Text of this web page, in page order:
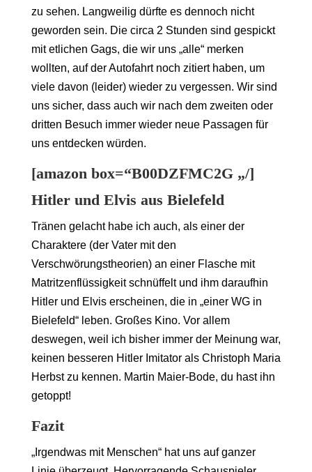
zu sehen. Langweilig dürfte es dennoch nicht
geworden sein. Die circa 2 Stunden sind gespickt
mit etlichen Gags, die wir uns „alle“ merken
wollten, auf der Autofahrt noch zitiert haben, um
viele davon (leider) wieder zu vergessen. Wir sind
uns sicher, dass auch wir nach dem zweiten oder
dritten Besuch immer wieder neue Passagen für
uns entdecken würden.
[amazon box=“B00DZFMC2G „/]
Hitler und Elvis aus Bielefeld
Tränen gelacht habe ich auch, als einer der
Charaktere (der Vater mit den
Verschwörungstheorien) an einer Flasche mit
Matritzenflüssigkeit schnüffelt und ihm daraufhin
Hitler und Elvis erscheinen, die in „einer WG in
Bielefeld“ leben. Großes Kino. Vor allem
deswegen, weil ich bisher immer der Meinung war,
keinen besseren Hitler Imitator als Christoph Maria
Herbst zu kennen. Martin Maier-Bode, du hast ihn
getoppt!
Fazit
„Irgendwas mit Menschen“ hat uns auf ganzer